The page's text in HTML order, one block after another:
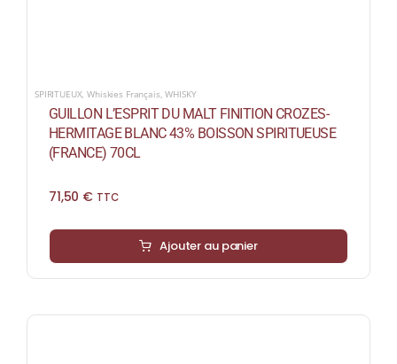
SPIRITUEUX ,Whiskies Français ,WHISKY
GUILLON L’ESPRIT DU MALT FINITION CROZES-
HERMITAGE BLANC 43% BOISSON SPIRITUEUSE
(FRANCE) 70CL
71,50 € TTC
Ajouter au panier